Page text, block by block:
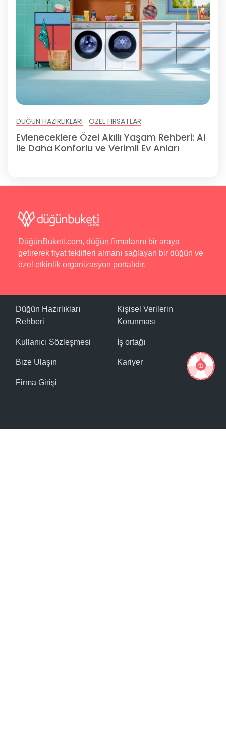
DÜĞÜN HAZIRLIKLARI ÖZEL FIRSATLAR
Evleneceklere Özel Akıllı Yaşam Rehberi: AI
ile Daha Konforlu ve Verimli Ev Anları
DüğünBuketi.com, düğün firmalarını bir araya
getirerek fiyat teklifleri almanı sağlayan bir düğün ve
özel etkinlik organizasyon portalıdır.
Düğün Hazırlıkları
Rehberi
Kullanıcı Sözleşmesi
Bize Ulaşın
Firma Girişi
Kişisel Verilerin
Korunması
İş ortağı
Kariyer